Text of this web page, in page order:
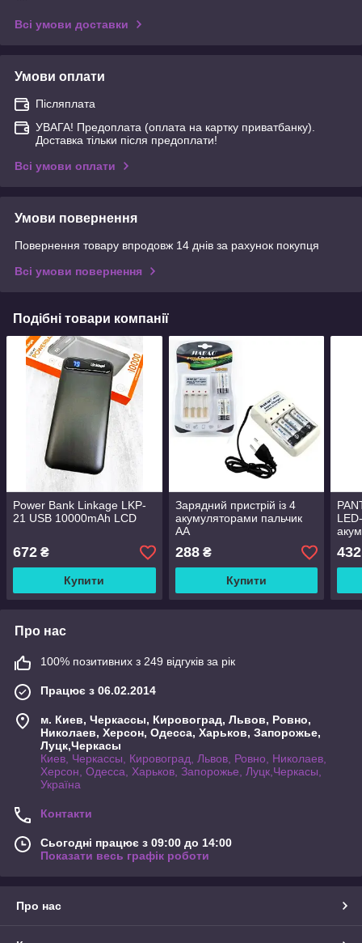
Всі умови доставки
Умови оплати
Післяплата
УВАГА! Предоплата (оплата на картку приватбанку).
Доставка тільки після предоплати!
Всі умови оплати
Умови повернення
Повернення товару впродовж 14 днів за рахунок покупця
Всі умови повернення
Подібні товари компанії
Power Bank Linkage LKP-
21 USB 10000mAh LCD
672 ₴
Купити
Зарядний пристрій із 4
акумуляторами пальчик
АА
288₴
Купити
432
Про нас
100% позитивних з 249 відгуків за рік
Працює з 06.02.2014
м. Киев, Черкассы, Кировоград, Львов, Ровно,
Николаев, Херсон, Одесса, Харьков, Запорожье,
Луцк,Черкасы
Киев, Черкассы, Кировоград, Львов, Ровно, Николаев,
Херсон, Одесса, Харьков, Запорожье, Луцк,Черкасы,
Україна
Контакти
Сьогодні працює з 09:00 до 14:00
Показати весь графік роботи
Про нас